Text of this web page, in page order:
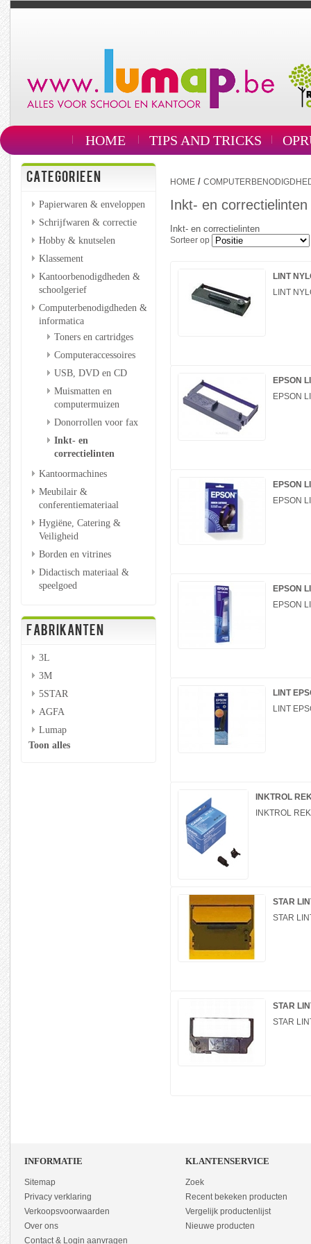
HOME TIPS AND TRICKS
CATEGORIEEN
Papierwaren & enveloppen
Schrijfwaren & correctie
Hobby & knutselen
Klassement
Kantoorbenodigdheden &
schoolgerief
Computerbenodigdheden &
informatica
Toners en cartridges
Computeraccessoires
USB, DVD en CD
Muismatten en
computermuizen
Donorrollen voor fax
Inkt- en
correctielinten
Kantoormachines
Meubilair &
conferentiemateriaal
Hygiëne, Catering &
Veiligheid
Borden en vitrines
Didactisch materiaal &
speelgoed
FABRIKANTEN
3L
3M
5STAR
AGFA
Lumap
Toon alles
HOME /
Inkt- en correctielinten
Inkt- en correctielinten
Sorteer op
LINT
LINT
EPSON
EPSON
EPSON
EPSON
EPSON
EPSON
LINT
LINT
INKTROL
INKTROL
STAR
STAR
STAR
STAR
INFORMATIE
Sitemap
Privacy verklaring
Verkoopsvoorwaarden
Over ons
Contact & Login aanvragen
KLANTENSERVICE
Zoek
Recent bekeken producten
Vergelijk productenlijst
Nieuwe producten